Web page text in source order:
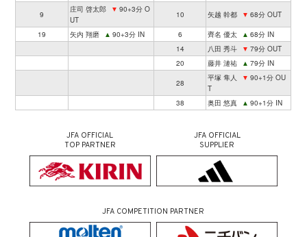
9
庄司 啓太郎 ▼ 90+3分 O
UT
10 矢越 幹都 ▼ 68分 OUT
19 矢内 翔磨 ▲ 90+3分 IN 6 齊名 優太 ▲ 68分 IN
14
八田 秀斗 ▼ 79分 OUT
20
藤井 漣祐 ▲ 79分 IN
28
平塚 隼人 ▼ 90+1分 OU
T
38
奥田 悠真 ▲ 90+1分 IN
JFA OFFICIAL
TOP PARTNER
JFA OFFICIAL
SUPPLIER
JFA COMPETITION PARTNER